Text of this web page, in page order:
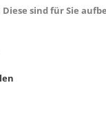
sind für Sie